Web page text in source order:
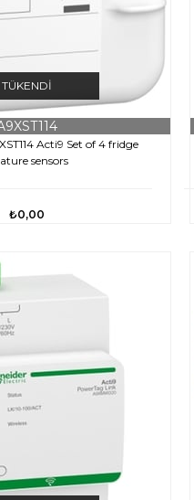
TÜKENDI
Acti9 Set of 4 fridge
sensors
₺0,00